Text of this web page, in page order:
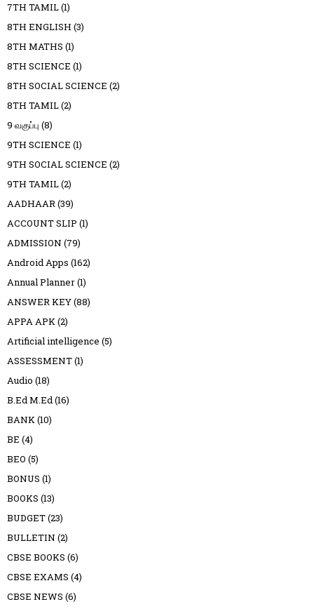
7TH TAMIL(1)
8TH ENGLISH (3)
8TH MATHS (1)
8TH SCIENCE (1)
8TH SOCIAL SCIENCE (2)
8TH TAMIL(2)
9 வகுப்பு (8)
9TH SCIENCE (1)
9TH SOCIAL SCIENCE (2)
9TH TAMIL(2)
AADHAAR(39)
ACCOUNT SLIP (1)
ADMISSION (79)
Android Apps (162)
Annual Planner(1)
ANSWER KEY(88)
APPA APK(2)
Artificial intelligence (5)
ASSESSMENT(1)
Audio (18)
B.Ed M.Ed(16)
BANK(10)
BE (4)
BEO (5)
BONUS (1)
BOOKS (13)
BUDGET(23)
BULLETIN (2)
CBSE BOOKS (6)
CBSE EXAMS (4)
CBSE NEWS (6)